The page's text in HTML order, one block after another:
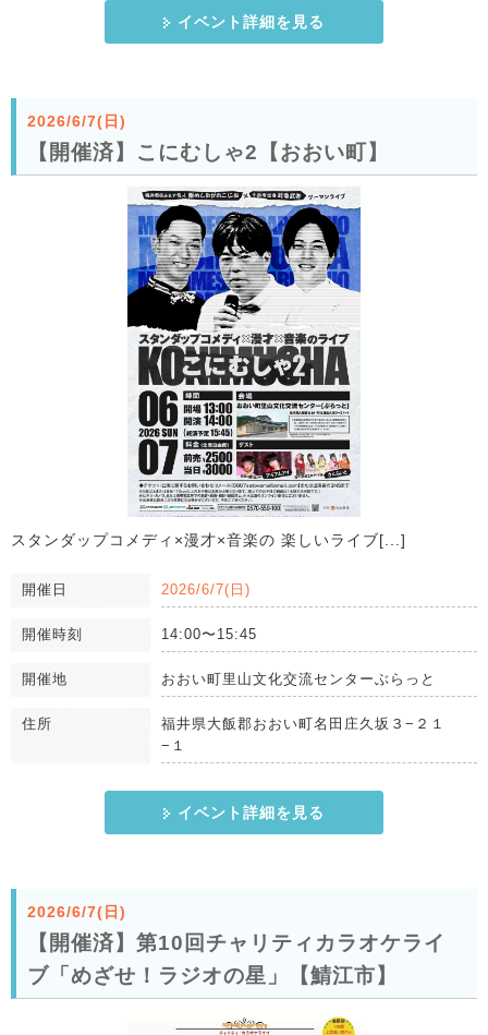
イベント詳細を見る
2026/6/7(日)
【開催済】こにむしゃ2【おおい町】
スタンダップコメディ×漫才×音楽の 楽しいライブ[...]
開催日 2026/6/7(日)
開催時刻 14:00〜15:45
開催地 おおい町里山文化交流センターぶらっと
住所
福井県大飯郡おおい町名田庄久坂３−２１
−１
イベント詳細を見る
2026/6/7(日)
【開催済】第10回チャリティカラオケライ
ブ「めざせ！ラジオの星」【鯖江市】